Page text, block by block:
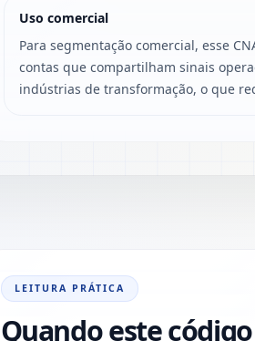
Uso comercial
Para segmentação comercial, esse
contas que compartilham sinais
indústrias de transformação, o que
LEITURA PRÁTICA
Quando este